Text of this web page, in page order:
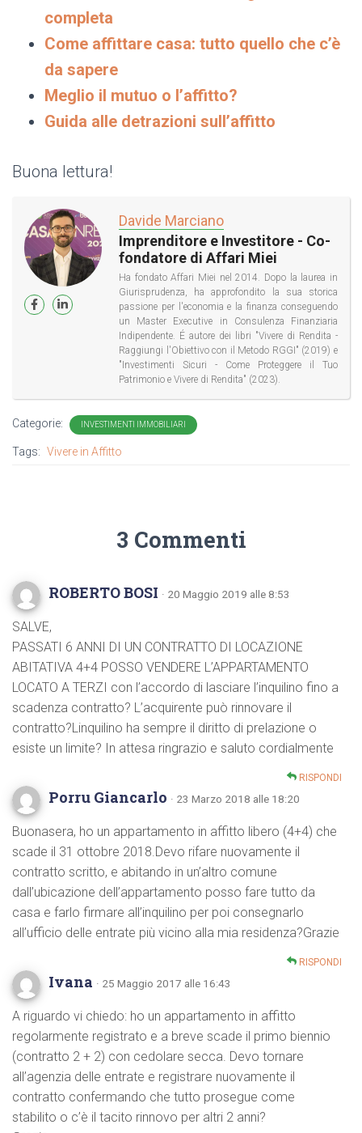
completa
Come affittare casa: tutto quello che c’è
da sapere
Meglio il mutuo o l’affitto?
Guida alle detrazioni sull’affitto
Buona lettura!
Davide Marciano
Imprenditore e Investitore - Co-
fondatore di Affari Miei
Ha fondato Affari Miei nel 2014. Dopo la laurea in
Giurisprudenza, ha approfondito la sua storica
passione per l'economia e la finanza conseguendo
un Master Executive in Consulenza Finanziaria
Indipendente. É autore dei libri "Vivere di Rendita -
Raggiungi l'Obiettivo con il Metodo RGGI" (2019) e
"Investimenti Sicuri - Come Proteggere il Tuo
Patrimonio e Vivere di Rendita" (2023).
Categorie: INVESTIMENTI IMMOBILIARI
Tags: Vivere in Affitto
3 Commenti
ROBERTO BOSI · 20 Maggio 2019 alle 8:53
SALVE,
PASSATI 6 ANNI DI UN CONTRATTO DI LOCAZIONE
ABITATIVA 4+4 POSSO VENDERE L’APPARTAMENTO
LOCATO A TERZI con l’accordo di lasciare l’inquilino fino a
scadenza contratto? L’acquirente può rinnovare il
contratto?Linquilino ha sempre il diritto di prelazione o
esiste un limite? In attesa ringrazio e saluto cordialmente
RISPONDI
Porru Giancarlo · 23 Marzo 2018 alle 18:20
Buonasera, ho un appartamento in affitto libero (4+4) che
scade il 31 ottobre 2018.Devo rifare nuovamente il
contratto scritto, e abitando in un’altro comune
dall’ubicazione dell’appartamento posso fare tutto da
casa e farlo firmare all’inquilino per poi consegnarlo
all’ufficio delle entrate più vicino alla mia residenza?Grazie
RISPONDI
Ivana · 25 Maggio 2017 alle 16:43
A riguardo vi chiedo: ho un appartamento in affitto
regolarmente registrato e a breve scade il primo biennio
(contratto 2 + 2) con cedolare secca. Devo tornare
all’agenzia delle entrate e registrare nuovamente il
contratto confermando che tutto prosegue come
stabilito o c’è il tacito rinnovo per altri 2 anni?